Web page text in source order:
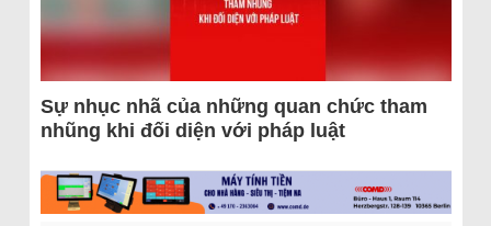
Sự nhục nhã của những quan chức tham
nhũng khi đối diện với pháp luật